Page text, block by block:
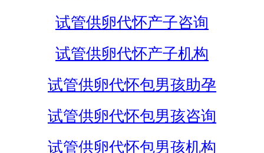
试管供卵代怀产子咨询
试管供卵代怀产子机构
试管供卵代怀包男孩助孕
试管供卵代怀包男孩咨询
试管供卵代怀包男孩机构